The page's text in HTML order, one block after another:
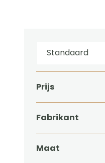
Prijs
Fabrikant
Maat